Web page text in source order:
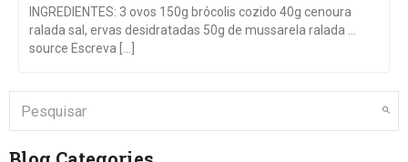
INGREDIENTES: 3 ovos 150g brócolis cozido 40g cenoura
ralada sal, ervas desidratadas 50g de mussarela ralada …
source Escreva [...]